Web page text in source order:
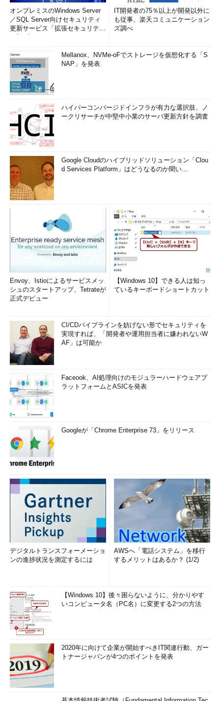
オンプレミスのWindows Server
／SQL Server向けセキュリティ
更新サービス「拡張セキュリティ
IT開発者の75％以上が開発以外に
も従事、楽天コミュニケーション
ズ調べ
Mellanox、NVMe-oFでストレージを仮想化する「S
NAP」を発表
ハイパーコンバージドインフラが有力な選択肢、ノ
ークリサーチが中堅中小業のサーバ更新方針を調査
Google Cloudのハイブリッドソリューション「Clou
d Services Platform」はどうなるのか聞い...
Envoy、Istioによるサービスメッ
シュのスタートアップ、Tetrateが
正式デビュー
【Windows 10】できる人は知っ
ているキーボードショートカット
CI/CDパイプラインを妨げない形でセキュリティを
実現すれば、「開発者や運用担当者に嫌われないW
AF」は可能か
Faceook、AI処理向けのモジュラーハードウェアプ
ラットフォームとASICを発表
Googleが「Chrome Enterprise 73」をリリース
デジタルトランスフォーメーショ
ンの進捗状況を測定するには
AWSへ「電話システム」を移行
するメリットはあるか？ (1/2)
【Windows 10】後々困らないように、分かりやす
いコンピュータ名（PC名）に変更する2つの方法
2020年に向けて企業が開始すべきIT関連行動、ガー
トナージャパンが4つのポイントを発表